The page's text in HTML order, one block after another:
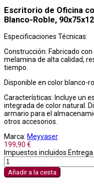
Escritorio de Oficina
Blanco-Roble,
Especificaciones Técnicas:
Construcción: Fabricado
melamina de alta calidad,
tiempo.
Disponible en color blanco-
Características: Incluye un
integrada de color natural.
armario para el
otros accesorios.
Marca: Meyvaser
199,90 €
Impuestos incluidos
Añadir a la cesta